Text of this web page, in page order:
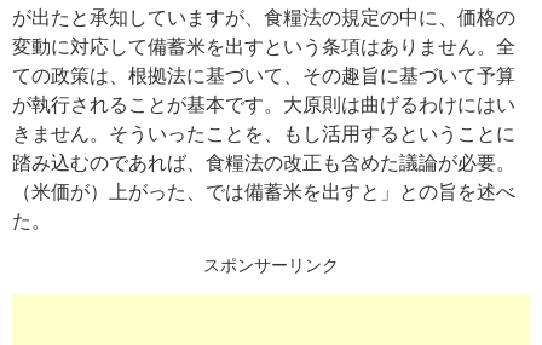
が出たと承知していますが、食糧法の規定の中に、価格の
変動に対応して備蓄米を出すという条項はありません。全
ての政策は、根拠法に基づいて、その趣旨に基づいて予算
が執行されることが基本です。大原則は曲げるわけにはい
きません。そういったことを、もし活用するということに
踏み込むのであれば、食糧法の改正も含めた議論が必要。
（米価が）上がった、では備蓄米を出すと」との旨を述べ
た。
スポンサーリンク